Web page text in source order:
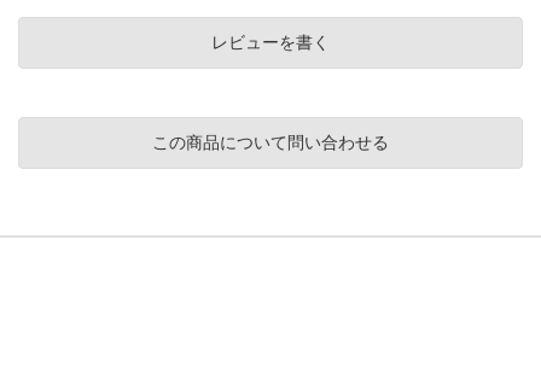
レビューを書く
この商品について問い合わせる